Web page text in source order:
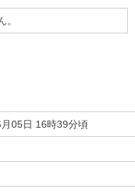
05日 16時39分頃